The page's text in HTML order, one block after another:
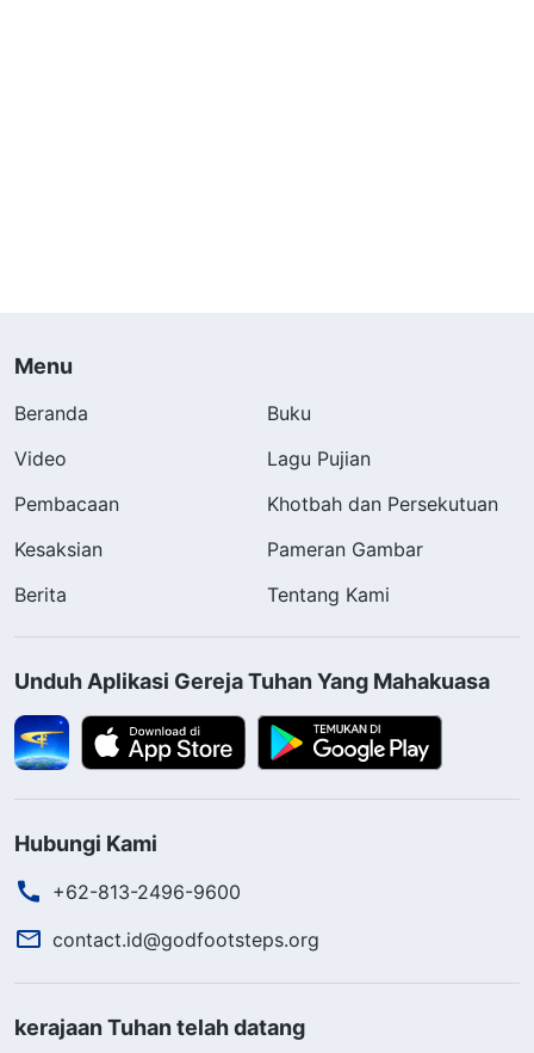
Menu
Beranda
Buku
Video
Lagu Pujian
Pembacaan
Khotbah dan Persekutuan
Kesaksian
Pameran Gambar
Berita
Tentang Kami
Unduh Aplikasi Gereja Tuhan Yang Mahakuasa
Hubungi Kami
+62-813-2496-9600
contact.id@godfootsteps.org
kerajaan Tuhan telah datang